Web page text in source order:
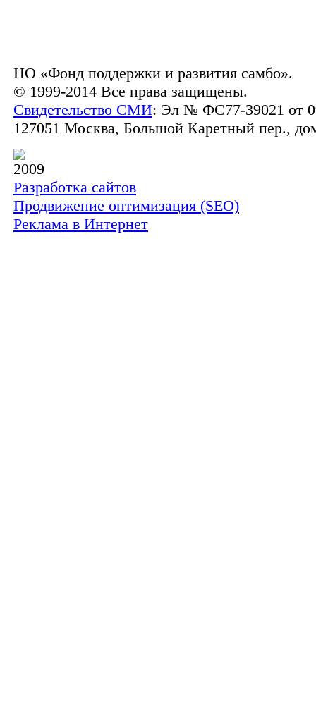
НО «Фонд поддержки и развития самбо».
© 1999-2014 Все права защищены.
Свидетельство СМИ: Эл № ФС77-39021 от
127051 Москва, Большой Каретный пер.,
2009
Разработка сайтов
Продвижение оптимизация (SEO)
Реклама в Интернет